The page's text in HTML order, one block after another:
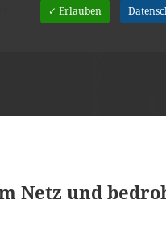
✓ Erlauben
zu Gil Scott-Heron – The
Netz und